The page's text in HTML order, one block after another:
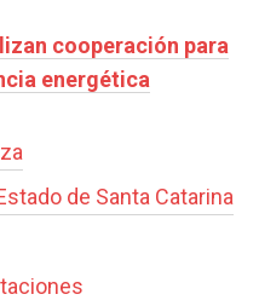
cooperación para
energética
de Santa Catarina